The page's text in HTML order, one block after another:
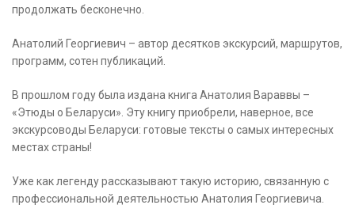
продолжать бесконечно.
Анатолий Георгиевич – автор десятков экскурсий, маршрутов,
программ, сотен публикаций.
В прошлом году была издана книга Анатолия Вараввы –
«Этюды о Беларуси». Эту книгу приобрели, наверное, все
экскурсоводы Беларуси: готовые тексты о самых интересных
местах страны!
Уже как легенду рассказывают такую историю, связанную с
профессиональной деятельностью Анатолия Георгиевича.